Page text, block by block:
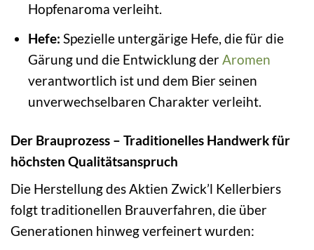
Hopfenaroma verleiht.
Hefe: Spezielle untergärige Hefe, die für die
Gärung und die Entwicklung der Aromen
verantwortlich ist und dem Bier seinen
unverwechselbaren Charakter verleiht.
Der Brauprozess – Traditionelles Handwerk für
höchsten Qualitätsanspruch
Die Herstellung des Aktien Zwick’l Kellerbiers
folgt traditionellen Brauverfahren, die über
Generationen hinweg verfeinert wurden: